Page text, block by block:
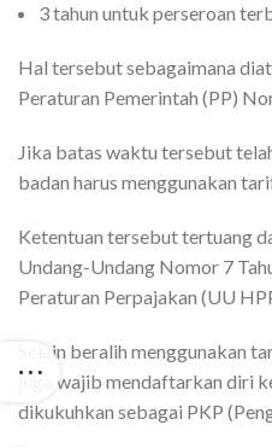
3 tahun untuk perseroan
Hal tersebut sebagaimana
Peraturan Pemerintah (PP)
Jika batas waktu tersebut
badan harus menggunakan
Ketentuan tersebut tertuang
Undang-Undang Nomor 7
Peraturan Perpajakan (UU
Selain beralih menggunakan
juga wajib mendaftarkan diri
dikukuhkan sebagai PKP